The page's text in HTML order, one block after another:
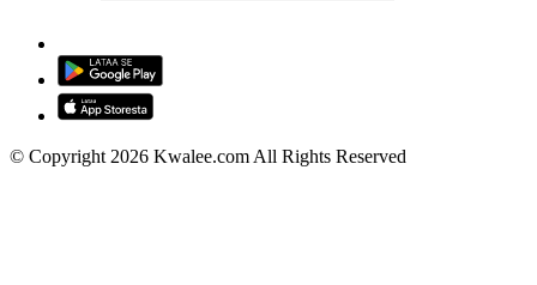
© Copyright 2026 Kwalee.com All Rights Reserved